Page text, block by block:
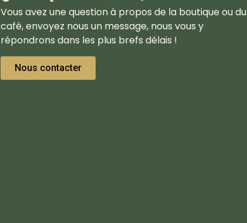
Vous avez une question à propos de la boutique ou du
café, envoyez nous un message, nous vous y
répondrons dans les plus brefs délais !
Nous contacter